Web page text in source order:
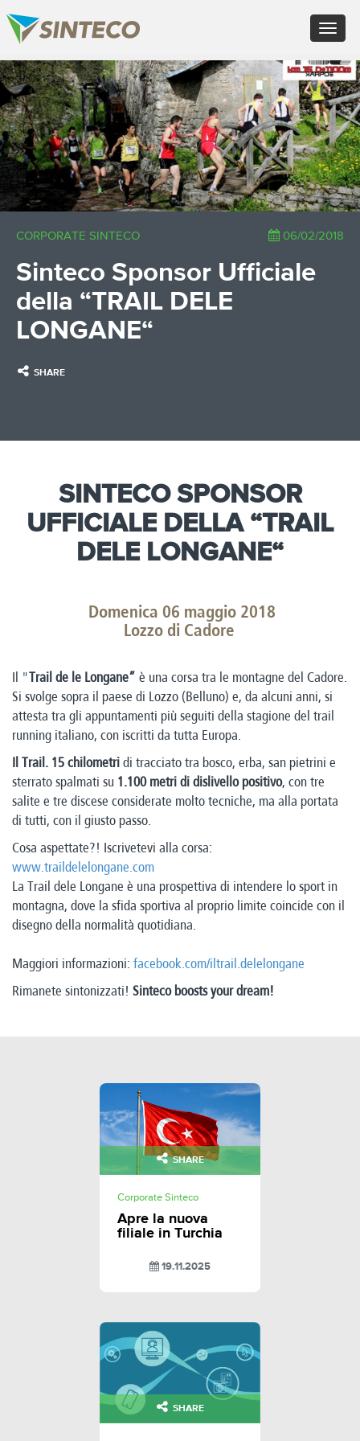
Toggle
×
ES - Español
PT - Português (PT)
RU - Русский
PL - Język polski
ZH - 汉语
JA - 日本語
TR - Türkçe
AE - اللغة العربية
CORPORATE SINTECO 06/02/2018
Sinteco Sponsor Ufficiale
della “TRAIL DELE
LONGANE“
SHARE
SINTECO SPONSOR
UFFICIALE DELLA “TRAIL
DELE LONGANE“​
Domenica 06 maggio 2018
Lozzo di Cadore
Il "Trail de le Longane” è una corsa tra le montagne del Cadore.
Si svolge sopra il paese di Lozzo (Belluno) e, da alcuni anni, si
attesta tra gli appuntamenti più seguiti della stagione del trail
running italiano, con iscritti da tutta Europa.
Il Trail. 15 chilometri di tracciato tra bosco, erba, san pietrini e
sterrato spalmati su 1.100 metri di dislivello positivo, con tre
salite e tre discese considerate molto tecniche, ma alla portata
di tutti, con il giusto passo.
Cosa aspettate?! Iscrivetevi alla corsa:
www.traildelelongane.com
La Trail dele Longane è una prospettiva di intendere lo sport in
montagna, dove la sfida sportiva al proprio limite coincide con il
disegno della normalità quotidiana.
Maggiori informazioni: facebook.com/iltrail.delelongane
Rimanete sintonizzati! Sinteco boosts your dream!
SHARE
Corporate Sinteco
Apre la nuova
filiale in Turchia
19.11.2025
SHARE